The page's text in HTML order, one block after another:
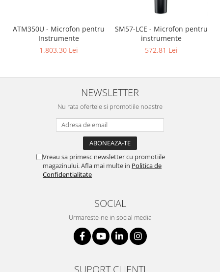
ATM350U - Microfon pentru
Instrumente
1.803,30 Lei
SM57-LCE - Microfon pentru
instrumente
572,81 Lei
NEWSLETTER
Nu rata ofertele si promotiile noastre
Vreau sa primesc newsletter cu promotiile
magazinului. Afla mai multe in Politica de
Confidentialitate
SOCIAL
Urmareste-ne in social media
SUPORT CLIENTI